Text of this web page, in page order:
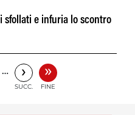
sfollati e infuria lo scontro
… ›
SUCC.
»
FINE